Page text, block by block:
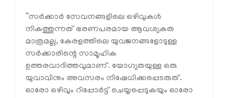
“സർക്കാർ സേവനങ്ങളിലെ ഒഴിവുകൾ
നികത്തുന്നത് ഭരണപരമായ ആവശ്യകത
മാത്രമല്ല, കേരളത്തിലെ യുവജനങ്ങളോടുള്ള
സർക്കാരിന്റെ സാമൂഹിക
ഉത്തരവാദിത്തവുമാണ്. യോഗ്യതയുള്ള ഒരു
യുവാവിനും അവസരം നിഷേധിക്കപ്പെടരുത്.
ഓരോ ഒഴിവും റിപ്പോർട്ട് ചെയ്യപ്പെടുകയും ഓരോ